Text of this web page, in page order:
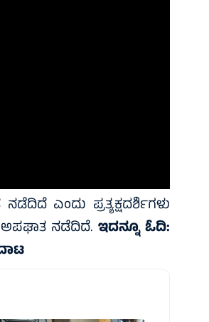
ಎಂದು ಪ್ರತ್ಯಕ್ಷದರ್ಶಿಗಳು
ಅಪಘಾತ ನಡೆದಿದೆ.ಇದನ್ನೂ ಓದಿ: